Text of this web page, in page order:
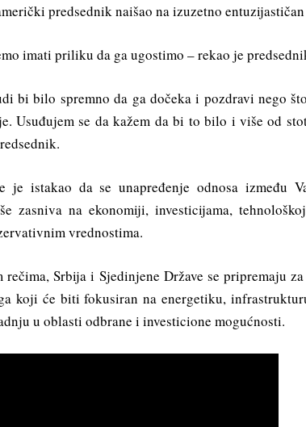
predsednik naišao na izuzetno
imati priliku da ga ugostimo – rekao je
bi bilo spremno da ga dočeka i pozdravi nego
Usuđujem se da kažem da bi to bilo i više od
je istakao da se unapređenje odnosa između
zasniva na ekonomiji, investicijama,
vrednostima.
rečima, Srbija i Sjedinjene Države se pripremaju
koji će biti fokusiran na energetiku,
u oblasti odbrane i investicione mogućnosti.